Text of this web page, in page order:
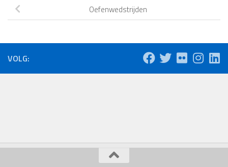
Oefenwedstrijden
VOLG: